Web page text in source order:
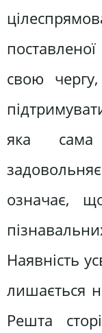
свою
яка
означає,
Наявність
лишається
Решта